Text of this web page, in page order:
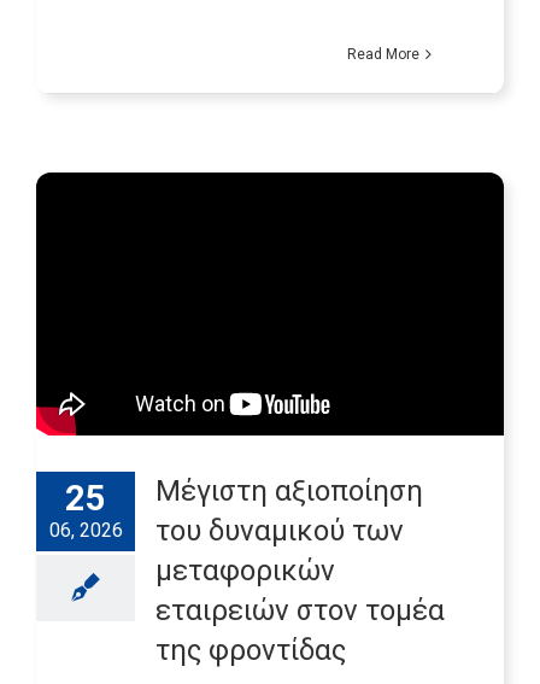
Read More
25
06, 2026
Μέγιστη αξιοποίηση
του δυναμικού των
μεταφορικών
εταιρειών στον τομέα
της φροντίδας